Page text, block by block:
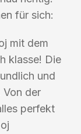
für sich:
mit dem
klasse! Die
und
Von der
perfekt